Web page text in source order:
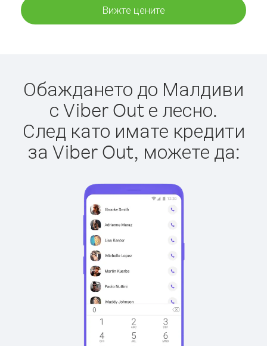
Вижте цените
Обаждането до Малдиви
с Viber Out е лесно.
След като имате кредити
за Viber Out, можете да: